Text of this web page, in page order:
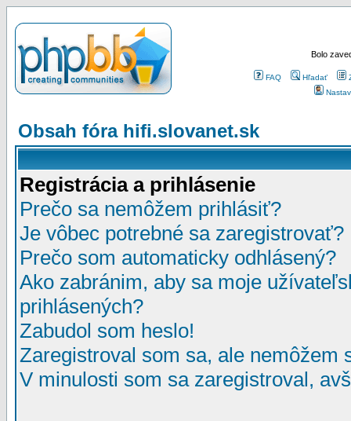
Bolo
FAQ Hľadať
Obsah fóra hifi.slovanet.sk
Registrácia a prihlásenie
Prečo sa nemôžem prihlásiť?
Je vôbec potrebné sa zaregistrovať?
Prečo som automaticky odhlásený?
Ako zabránim, aby sa moje
prihlásených?
Zabudol som heslo!
Zaregistroval som sa, ale nemôžem
V minulosti som sa zaregistroval,